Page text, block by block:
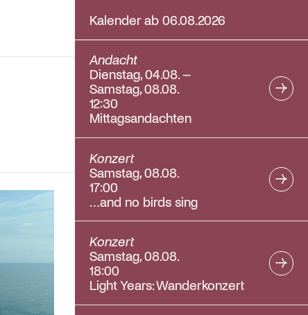
Kalender ab 06.08.2026
Andacht
Dienstag, 04.08. –
Samstag, 08.08.
12:30
Mittagsandachten
Konzert
Samstag, 08.08.
17:00
…and no birds sing
Konzert
Samstag, 08.08.
18:00
Light Years: Wanderkonzert